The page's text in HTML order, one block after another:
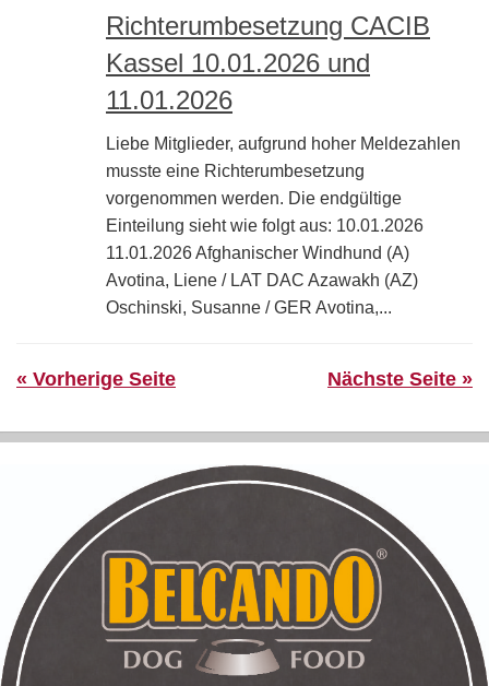
Richterumbesetzung CACIB
Kassel 10.01.2026 und
11.01.2026
Liebe Mitglieder, aufgrund hoher Meldezahlen
musste eine Richterumbesetzung
vorgenommen werden. Die endgültige
Einteilung sieht wie folgt aus: 10.01.2026
11.01.2026 Afghanischer Windhund (A)
Avotina, Liene / LAT DAC Azawakh (AZ)
Oschinski, Susanne / GER Avotina,...
« Vorherige Seite Nächste Seite »